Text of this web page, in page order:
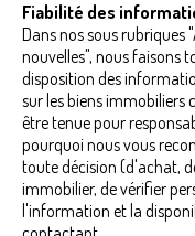
Fiabilité des
Dans nos sous rubriques
nouvelles", nous faisons
disposition des
sur les biens immobiliers
être tenue pour
pourquoi nous vous
toute décision (d'achat,
immobilier, de vérifier
l'information et la